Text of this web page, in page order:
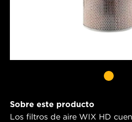
Sobre este producto
Los filtros de aire WIX HD